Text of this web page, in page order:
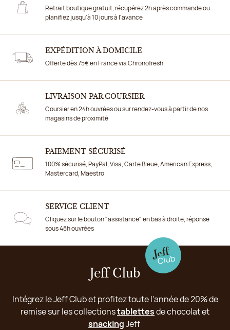
Retrait boutique gratuit, récupérez 2h après commande ou
planifiez jusqu'à 10 jours à l'avance
EXPÉDITION À DOMICILE
Offerte dès 75€ en France via Chronofresh
LIVRAISON PAR COURSIER
Coursier en 24h ouvrées ou sur rendez-vous à partir de nos
magasins de proximité
PAIEMENT SÉCURISÉ
100% sécurisé, PayPal, Visa, Carte Bleue, American Express,
Mastercard, Maestro
SERVICE CLIENT
Cliquez sur le bouton "assistance" en bas à droite, réponse
sous 48h ouvrées
Jeff Club
Intégrez le Jeff Club et profitez toute l'année de 20% de
remise sur les collectionstablettesde chocolat et
snackingJeff